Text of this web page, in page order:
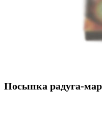
Посыпка радуга-